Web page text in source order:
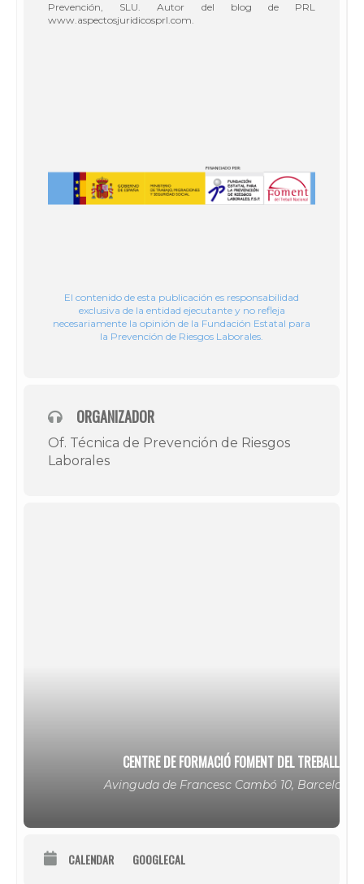
Prevención, SLU. Autor del blog de PRL
www.aspectosjuridicosprl.com.
El contenido de esta publicación es responsabilidad
exclusiva de la entidad ejecutante y no refleja
necesariamente la opinión de la Fundación Estatal para
la Prevención de Riesgos Laborales.
ORGANIZADOR
Of. Técnica de Prevención de Riesgos
Laborales
CENTRE DE FORMACIÓ FOMENT DEL TREBALL
Avinguda de Francesc Cambó 10, Barcelona
CALENDAR GOOGLECAL